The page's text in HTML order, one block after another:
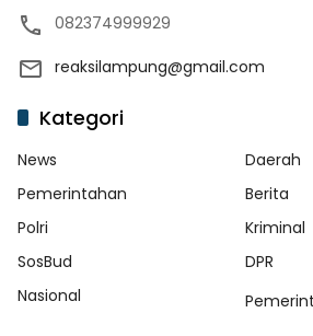
082374999929
reaksilampung@gmail.com
Kategori
News
Daerah
Pemerintahan
Berita
Polri
Kriminal
SosBud
DPR
Nasional